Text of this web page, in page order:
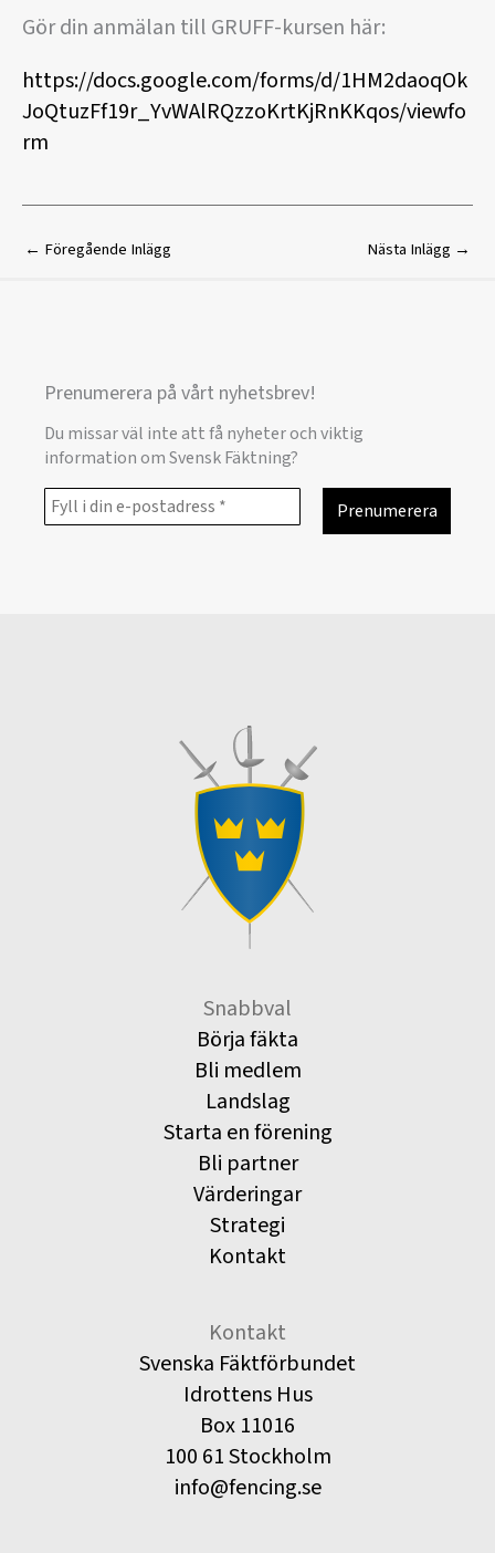
Gör din anmälan till GRUFF-kursen här:
https://docs.google.com/forms/d/1HM2daoqOk
JoQtuzFf19r_YvWAlRQzzoKrtKjRnKKqos/viewfo
rm
← Föregående Inlägg Nästa Inlägg →
Prenumerera på vårt nyhetsbrev!
Du missar väl inte att få nyheter och viktig
information om Svensk Fäktning?
Snabbval
Börja fäkta
Bli medlem
Landslag
Starta en förening
Bli partner
Värderingar
Strategi
Kontakt
Kontakt
Svenska Fäktförbundet
Idrottens Hus
Box 11016
100 61 Stockholm
info@fencing.se